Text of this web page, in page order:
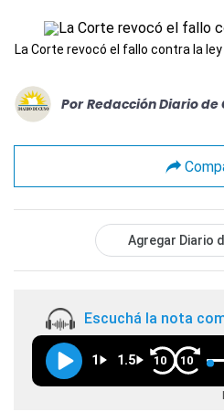
La Corte revocó el fallo contra la
Por Redacción Diario de
Agregar Diario
Escuchá la nota
1 1.5 10 10